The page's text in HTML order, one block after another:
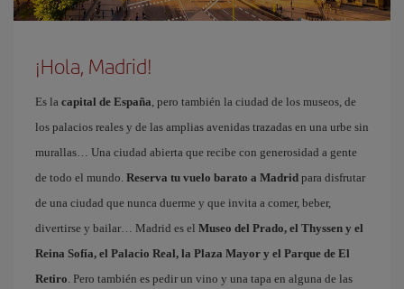
¡Hola, Madrid!
Es la capital de España, pero también la ciudad de los museos, de
los palacios reales y de las amplias avenidas trazadas en una urbe sin
murallas… Una ciudad abierta que recibe con generosidad a gente
de todo el mundo. Reserva tu vuelo barato a Madrid para disfrutar
de una ciudad que nunca duerme y que invita a comer, beber,
divertirse y bailar… Madrid es el Museo del Prado, el Thyssen y el
Reina Sofía, el Palacio Real, la Plaza Mayor y el Parque de El
Retiro. Pero también es pedir un vino y una tapa en alguna de las